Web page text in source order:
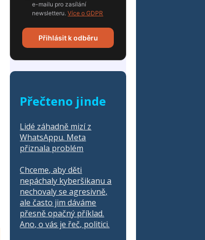
e-mailu pro zasílání
newsletteru.Více o GDPR
Přihlásit k odběru
Přečteno jinde
Lidé záhadně mizí z
WhatsAppu. Meta
přiznala problém
Chceme, aby děti
nepáchaly kyberšikanu a
nechovaly se agresivně,
ale často jim dáváme
přesně opačný příklad.
Ano, o vás je řeč, politici.